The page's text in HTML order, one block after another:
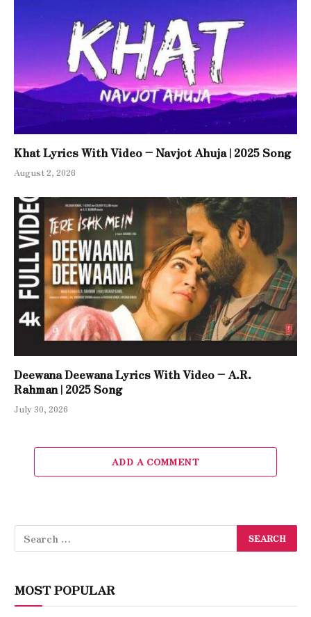
Khat Lyrics With Video – Navjot Ahuja | 2025 Song
August 2, 2026
Deewana Deewana Lyrics With Video – A.R.
Rahman | 2025 Song
July 30, 2026
ADD A COMMENT
MOST POPULAR